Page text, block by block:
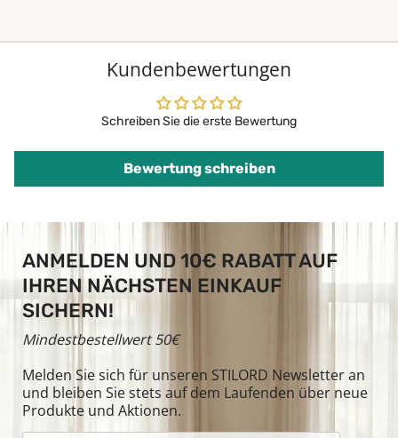
Kundenbewertungen
Schreiben Sie die erste Bewertung
Bewertung schreiben
ANMELDEN UND 10€ RABATT AUF
IHREN NÄCHSTEN EINKAUF
SICHERN!
Mindestbestellwert 50€
Melden Sie sich für unseren STILORD Newsletter an
und bleiben Sie stets auf dem Laufenden über neue
Produkte und Aktionen.